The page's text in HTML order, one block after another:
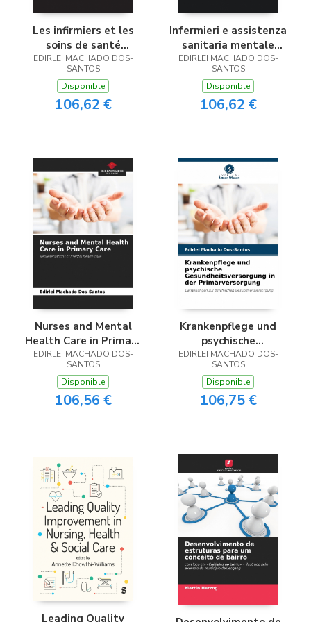
Les infirmiers et les
soins de santé
mentale dans les soins
primaires
EDIRLEI MACHADO DOS-
SANTOS
Disponible
106,62 €
Infermieri e assistenza
sanitaria mentale
nell’assistenza di base
EDIRLEI MACHADO DOS-
SANTOS
Disponible
106,62 €
Nurses and Mental
Health Care in Primary
Care
EDIRLEI MACHADO DOS-
SANTOS
Disponible
106,56 €
Krankenpflege und
psychische
Gesundheitsversorgung
in der
Primärversorgung
EDIRLEI MACHADO DOS-
SANTOS
Disponible
106,75 €
Leading Quality